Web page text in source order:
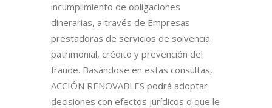
incumplimiento de obligaciones
dinerarias, a través de Empresas
prestadoras de servicios de solvencia
patrimonial, crédito y prevención del
fraude. Basándose en estas consultas,
ACCIÓN RENOVABLES podrá adoptar
decisiones con efectos jurídicos o que le